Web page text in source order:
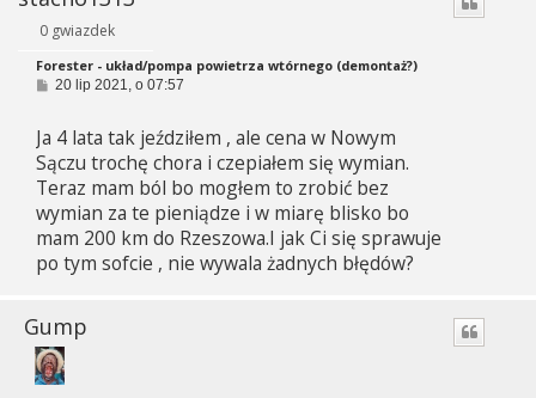
0 gwiazdek
Forester - układ/pompa powietrza wtórnego (demontaż?)
P
t
20 lip 2021, o 07:57
Ja 4 lata tak jeździłem , ale cena w Nowym
Sączu trochę chora i czepiałem się wymian.
Teraz mam ból bo mogłem to zrobić bez
wymian za te pieniądze i w miarę blisko bo
mam 200 km do Rzeszowa.I jak Ci się sprawuje
po tym sofcie , nie wywala żadnych błędów?
Gump